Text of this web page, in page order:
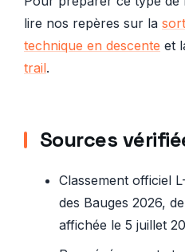
lire nos repères sur la
technique en descente et
trail.
Sources
Classement officiel
des Bauges 2026,
affichée le 5 juillet